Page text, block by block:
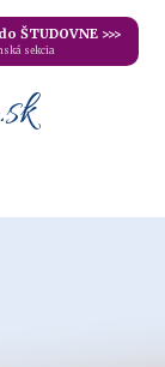
ŠTUDOVNE >>>
sekcia